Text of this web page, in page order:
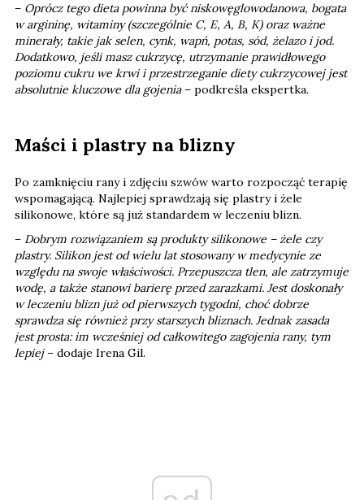
– Oprócz tego dieta powinna być niskowęglowodanowa, bogata
w argininę, witaminy (szczególnie C, E, A, B, K) oraz ważne
minerały, takie jak selen, cynk, wapń, potas, sód, żelazo i jod.
Dodatkowo, jeśli masz cukrzycę, utrzymanie prawidłowego
poziomu cukru we krwi i przestrzeganie diety cukrzycowej jest
absolutnie kluczowe dla gojenia– podkreśla ekspertka.
Maści i plastry na blizny
Po zamknięciu rany i zdjęciu szwów warto rozpocząć terapię
wspomagającą. Najlepiej sprawdzają się plastry i żele
silikonowe, które są już standardem w leczeniu blizn.
– Dobrym rozwiązaniem są produkty silikonowe – żele czy
plastry. Silikon jest od wielu lat stosowany w medycynie ze
względu na swoje właściwości. Przepuszcza tlen, ale zatrzymuje
wodę, a także stanowi barierę przed zarazkami. Jest doskonały
w leczeniu blizn już od pierwszych tygodni, choć dobrze
sprawdza się również przy starszych bliznach. Jednak zasada
jest prosta: im wcześniej od całkowitego zagojenia rany, tym
lepiej – dodaje Irena Gil.